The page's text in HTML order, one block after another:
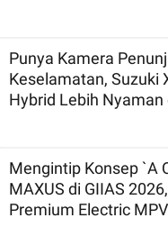
Punya Kamera
Keselamatan, Suzuki
Hybrid Lebih Nyaman
Mengintip Konsep `A
MAXUS di GIIAS
Premium Electric MPV